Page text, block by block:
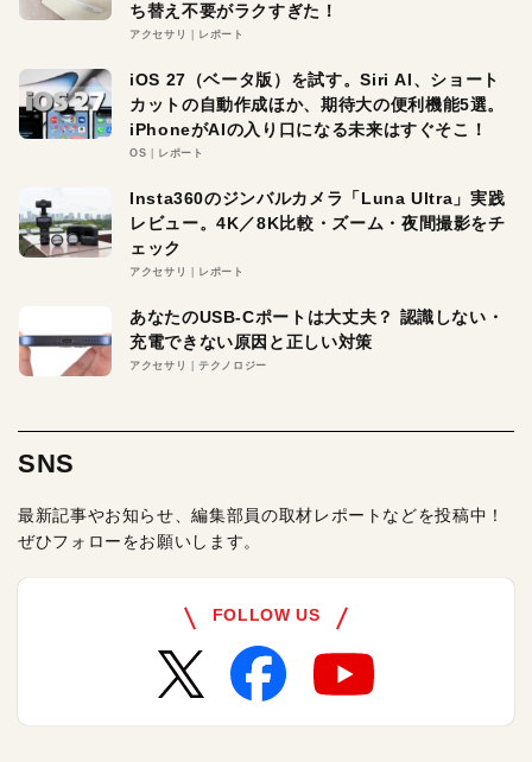
ち替え不要がラクすぎた！
アクセサリ レポート
iOS 27（ベータ版）を試す。Siri AI、ショート
カットの自動作成ほか、期待大の便利機能5選。
iPhoneがAIの入り口になる未来はすぐそこ！
OS レポート
Insta360のジンバルカメラ「Luna Ultra」実践
レビュー。4K／8K比較・ズーム・夜間撮影をチ
ェック
アクセサリ レポート
あなたのUSB-Cポートは大丈夫？ 認識しない・
充電できない原因と正しい対策
アクセサリ テクノロジー
SNS
最新記事やお知らせ、編集部員の取材レポートなどを投稿中！
ぜひフォローをお願いします。
FOLLOW US